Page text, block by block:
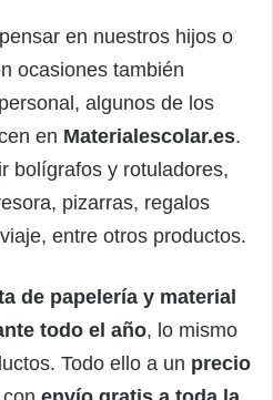
en nuestros hijos o
ocasiones también
algunos de los
en Materialescolar.es.
bolígrafos y rotuladores,
pizarras, regalos
entre otros productos.
de papelería y material
todo el año, lo mismo
Todo ello a un precio